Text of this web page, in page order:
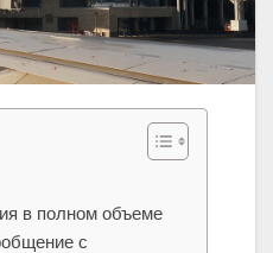
в полном объеме
с